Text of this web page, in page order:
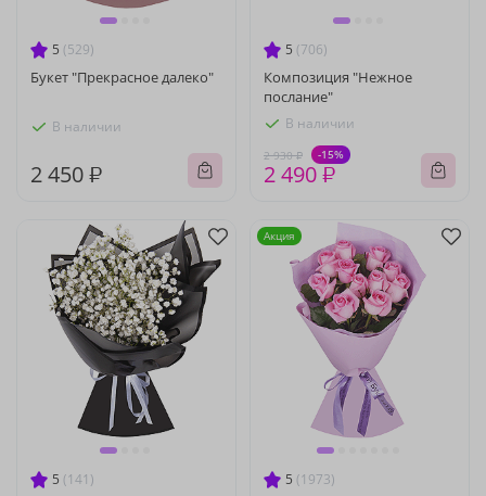
5 (529)
Букет "Прекрасное далеко"
В наличии
2 450 ₽
5 (706)
Композиция "Нежное
послание"
В наличии
2 930 ₽ -15%
2 490 ₽
5 (141) 5 (1973)
Акция